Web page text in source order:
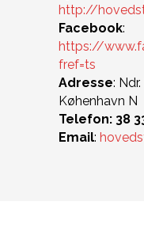
http://
Facebook:
https://
fref=ts
Adresse:
Køhenhavn N
Telefon: 38
Email: